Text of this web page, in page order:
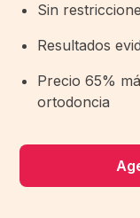
Sin
Resultados
Precio 65%
ortodoncia